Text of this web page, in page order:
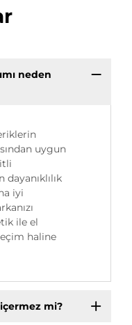
neden
uygun
iyi
ile el
haline
mi?